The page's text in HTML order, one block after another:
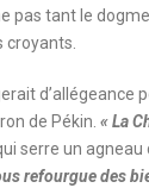
pas tant le
croyants.
d’allégeance
de Pékin. « La
serre un agneau
refourgue des